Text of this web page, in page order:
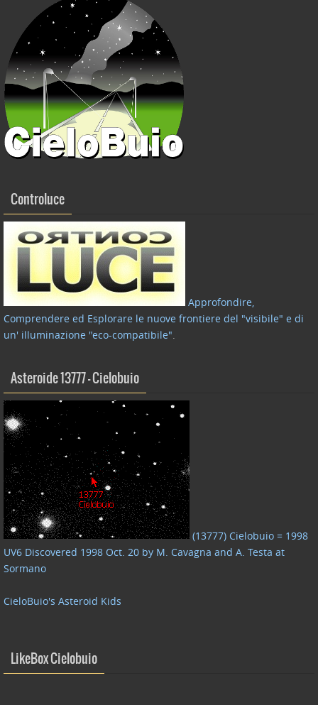
Controluce
Approfondire,
Comprendere ed Esplorare le nuove frontiere del "visibile" e di
un' illuminazione "eco-compatibile".
Asteroide 13777 – Cielobuio
(13777) Cielobuio = 1998
UV6 Discovered 1998 Oct. 20 by M. Cavagna and A. Testa at
Sormano
CieloBuio's Asteroid Kids
LikeBox Cielobuio